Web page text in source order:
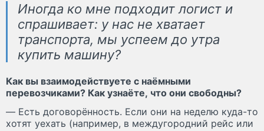
Иногда ко мне подходит логист и
спрашивает: у нас не хватает
транспорта, мы успеем до утра
купить машину?
Как вы взаимодействуете с наёмными
перевозчиками? Как узнаёте, что они свободны?
— Есть договорённость. Если они на неделю куда-то
хотят уехать (например, в междугородний рейс или